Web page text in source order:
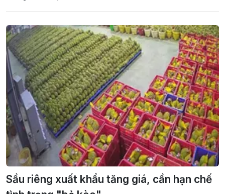
Sầu riêng xuất khẩu tăng giá, cần hạn chế